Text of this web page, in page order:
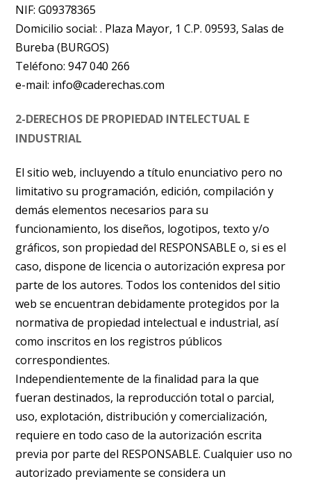
NIF: G09378365
Domicilio social: . Plaza Mayor, 1 C.P. 09593, Salas de
Bureba (BURGOS)
Teléfono: 947 040 266
e-mail: info@caderechas.com
2-DERECHOS DE PROPIEDAD INTELECTUAL E
INDUSTRIAL
El sitio web, incluyendo a título enunciativo pero no
limitativo su programación, edición, compilación y
demás elementos necesarios para su
funcionamiento, los diseños, logotipos, texto y/o
gráficos, son propiedad del RESPONSABLE o, si es el
caso, dispone de licencia o autorización expresa por
parte de los autores. Todos los contenidos del sitio
web se encuentran debidamente protegidos por la
normativa de propiedad intelectual e industrial, así
como inscritos en los registros públicos
correspondientes.
Independientemente de la finalidad para la que
fueran destinados, la reproducción total o parcial,
uso, explotación, distribución y comercialización,
requiere en todo caso de la autorización escrita
previa por parte del RESPONSABLE. Cualquier uso no
autorizado previamente se considera un